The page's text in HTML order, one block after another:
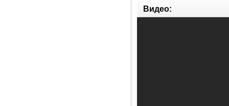
Видео: